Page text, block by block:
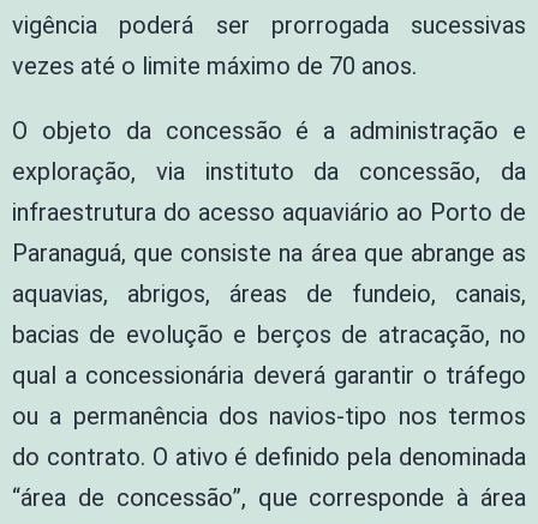
vigência poderá ser prorrogada sucessivas
vezes até o limite máximo de 70 anos.
O objeto da concessão é a administração e
exploração, via instituto da concessão, da
infraestrutura do acesso aquaviário ao Porto de
Paranaguá, que consiste na área que abrange as
aquavias, abrigos, áreas de fundeio, canais,
bacias de evolução e berços de atracação, no
qual a concessionária deverá garantir o tráfego
ou a permanência dos navios-tipo nos termos
do contrato. O ativo é definido pela denominada
“área de concessão”, que corresponde à área